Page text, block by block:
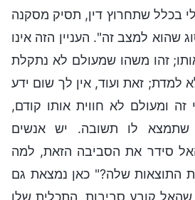
בכלל שתחרוץ דין, תסיק מסקנה
שהוא למצב זה". העניין הזה אינו
זהו משהו שמעולם לא נתקלת
למדת; זאת ועוד, אין לך שום ידע
זה ומעולם לא חווית אותו קודם,
לו תשובה. יש אנשים
סידר את הסביבה הזאת, למה
התוצאות שלה?" כאן נמצאת גם
קובע סביבות, התכלית שלו